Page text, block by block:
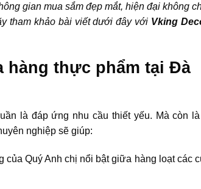
gian mua sắm đẹp mắt, hiện đại không
tham khảo bài viết dưới đây với Vking
hàng thực phẩm tại Đà
là đáp ứng nhu cầu thiết yếu. Mà còn
nghiệp sẽ giúp:
Quý Anh chị nổi bật giữa hàng loạt các